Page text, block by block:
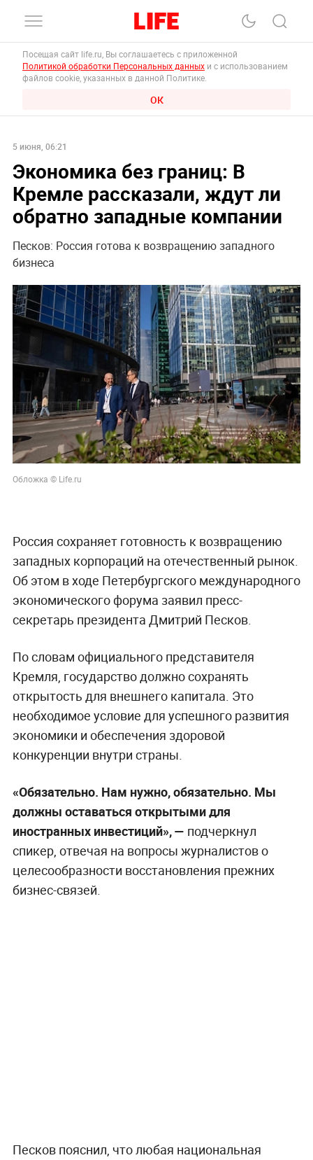
Посещая сайт life.ru, Вы соглашаетесь с приложенной
Политикой обработки Персональных данных и с использованием
файлов cookie, указанных в данной Политике.
ОК
5 июня, 06:21
Экономика без границ: В
Кремле рассказали, ждут ли
обратно западные компании
Песков: Россия готова к возвращению западного
бизнеса
Обложка © Life.ru
Россия сохраняет готовность к возвращению
западных корпораций на отечественный рынок.
Об этом в ходе Петербургского международного
экономического форума заявил пресс-
секретарь президента Дмитрий Песков.
По словам официального представителя
Кремля, государство должно сохранять
открытость для внешнего капитала. Это
необходимое условие для успешного развития
экономики и обеспечения здоровой
конкуренции внутри страны.
«Обязательно. Нам нужно, обязательно. Мы
должны оставаться открытыми для
иностранных инвестиций», — подчеркнул
спикер, отвечая на вопросы журналистов о
целесообразности восстановления прежних
бизнес-связей.
Песков пояснил, что любая национальная